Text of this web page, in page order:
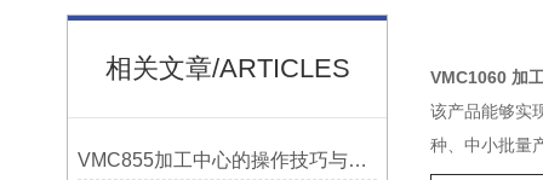
相关文章/ARTICLES
VMC855加工中心的操作技巧与维护指南
VMC1060 加
该产品能够实
种、中小批量